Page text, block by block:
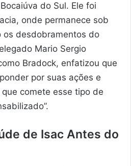
do Sul. Ele foi
onde permanece sob
os desdobramentos do
Mario Sergio
Bradock, enfatizou que
por suas ações e
comete esse tipo de
de Isac Antes do